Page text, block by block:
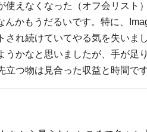
使えなくなった（オフ会リスト
んかもうだるいです。特に、
され続けていてやる気を失いま
うかなと思いましたが、手が足
立つ物は見合った収益と時間です